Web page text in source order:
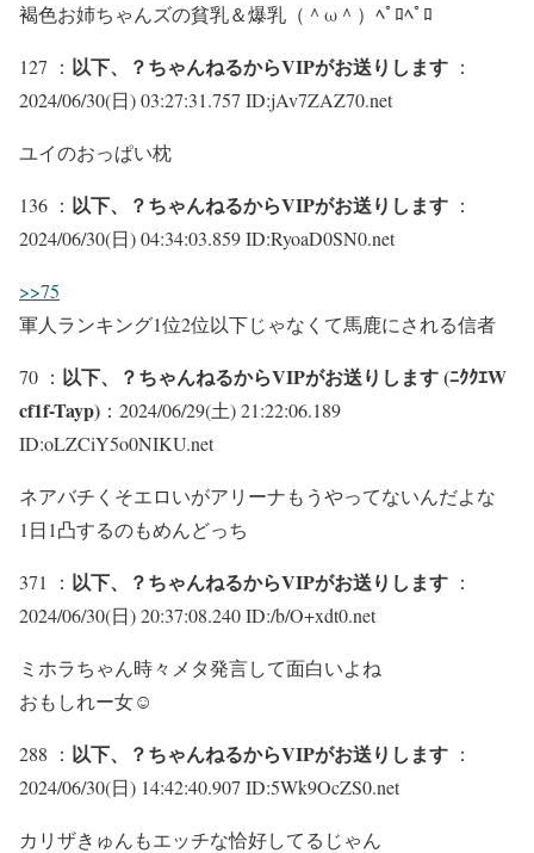
褐色お姉ちゃんズの貧乳＆爆乳（＾ω＾）ﾍﾟﾛﾍﾟﾛ
127 ： 以下、？ちゃんねるからVIPがお送りします ：
2024/06/30(日) 03:27:31.757 ID:jAv7ZAZ70.net
ユイのおっぱい枕
136 ： 以下、？ちゃんねるからVIPがお送りします ：
2024/06/30(日) 04:34:03.859 ID:RyoaD0SN0.net
>>75
軍人ランキング1位2位以下じゃなくて馬鹿にされる信者
70 ： 以下、？ちゃんねるからVIPがお送りします (ﾆｸｸｴW
cf1f-Tayp) ：2024/06/29(土) 21:22:06.189
ID:oLZCiY5o0NIKU.net
ネアバチくそエロいがアリーナもうやってないんだよな
1日1凸するのもめんどっち
371 ： 以下、？ちゃんねるからVIPがお送りします ：
2024/06/30(日) 20:37:08.240 ID:/b/O+xdt0.net
ミホラちゃん時々メタ発言して面白いよね
おもしれー女☺
288 ： 以下、？ちゃんねるからVIPがお送りします ：
2024/06/30(日) 14:42:40.907 ID:5Wk9OcZS0.net
カリザきゅんもエッチな恰好してるじゃん